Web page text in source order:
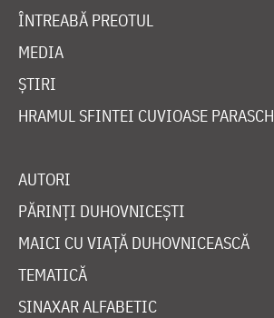
ÎNTREABĂ PREOTUL
MEDIA
ȘTIRI
HRAMUL SFINTEI CUVIOASE
AUTORI
PĂRINȚI DUHOVNICEȘTI
MAICI CU VIAȚĂ DUHOVNICEASCĂ
TEMATICĂ
SINAXAR ALFABETIC